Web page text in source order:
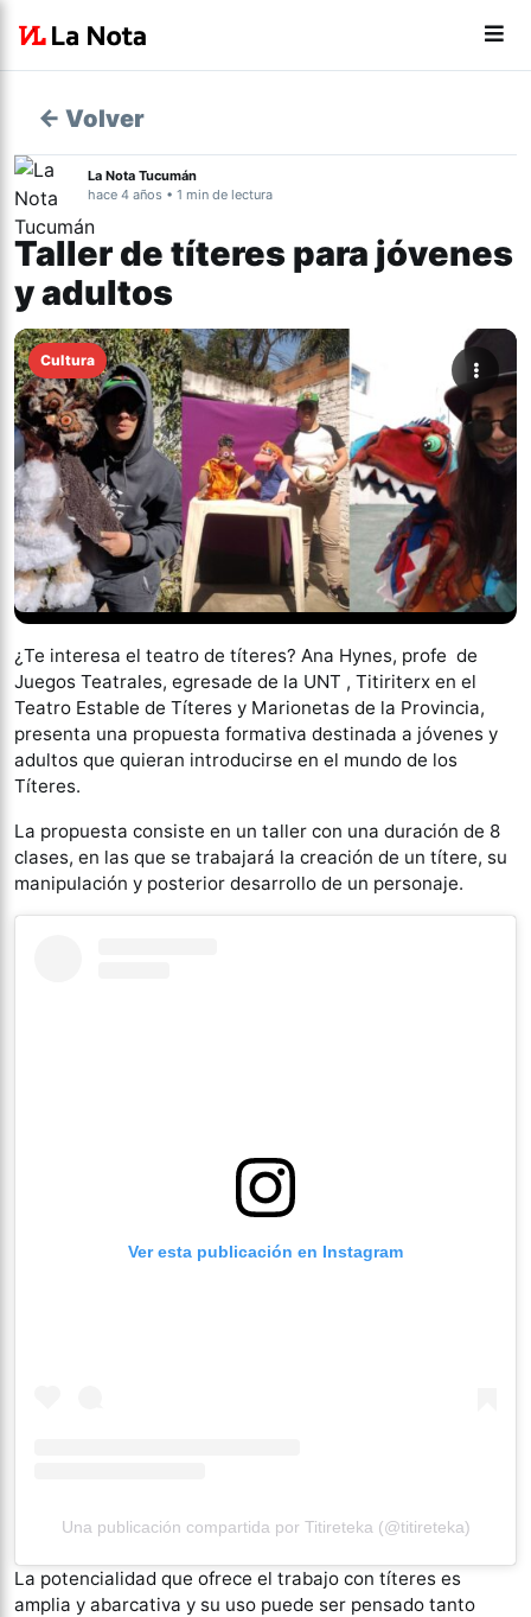
← Volver
La Nota Tucumán
hace 4 años • 1 min de lectura
Taller de títeres para jóvenes
y adultos
Cultura
¿Te interesa el teatro de títeres? Ana Hynes, profe de
Juegos Teatrales, egresade de la UNT , Titiriterx en el
Teatro Estable de Títeres y Marionetas de la Provincia,
presenta una propuesta formativa destinada a jóvenes y
adultos que quieran introducirse en el mundo de los
Títeres.
La propuesta consiste en un taller con una duración de 8
clases, en las que se trabajará la creación de un títere, su
manipulación y posterior desarrollo de un personaje.
Ver esta publicación en Instagram
Una publicación compartida por Titireteka (@titireteka)
La potencialidad que ofrece el trabajo con títeres es
amplia y abarcativa y su uso puede ser pensado tanto